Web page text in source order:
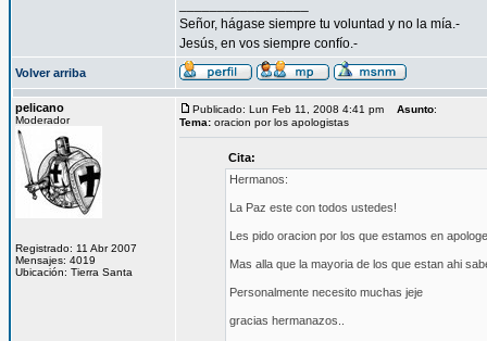
Señor, hágase siempre tu voluntad y no la mía.-
Jesús, en vos siempre confío.-
Volver arriba
pelicano
Moderador
Registrado: 11 Abr 2007
Mensajes: 4019
Ubicación: Tierra Santa
Publicado: Lun Feb 11, 2008 4:41 pm Asunto:
Tema: oracion por los apologistas
Cita:
Hermanos:
La Paz este con todos ustedes!
Les pido oracion por los que estamos en
Mas alla que la mayoria de los que estan ahi
Personalmente necesito muchas jeje
gracias hermanazos..